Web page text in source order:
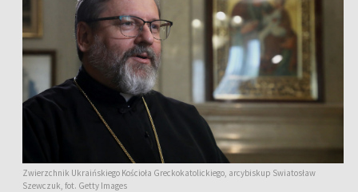
Zwierzchnik Ukraińskiego Kościoła Greckokatolickiego, arcybiskup Swiatosław
Szewczuk, fot. Getty Images